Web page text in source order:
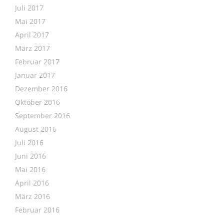
Juli 2017
Mai 2017
April 2017
März 2017
Februar 2017
Januar 2017
Dezember 2016
Oktober 2016
September 2016
August 2016
Juli 2016
Juni 2016
Mai 2016
April 2016
März 2016
Februar 2016